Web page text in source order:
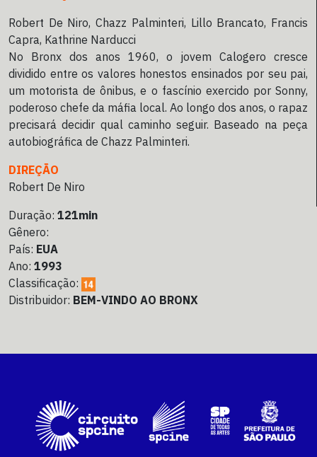
Robert De Niro, Chazz Palminteri, Lillo Brancato, Francis
Capra, Kathrine Narducci
No Bronx dos anos 1960, o jovem Calogero cresce
dividido entre os valores honestos ensinados por seu pai,
um motorista de ônibus, e o fascínio exercido por Sonny,
poderoso chefe da máfia local. Ao longo dos anos, o rapaz
precisará decidir qual caminho seguir. Baseado na peça
autobiográfica de Chazz Palminteri.
DIREÇÃO
Robert De Niro
Duração: 121min
Gênero:
País: EUA
Ano: 1993
Classificação:
Distribuidor: BEM-VINDO AO BRONX